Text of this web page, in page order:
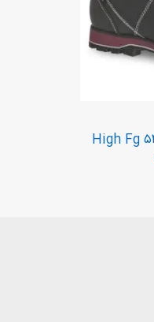
کفش ترکینگ دولومیت. ۵۴ High Fg